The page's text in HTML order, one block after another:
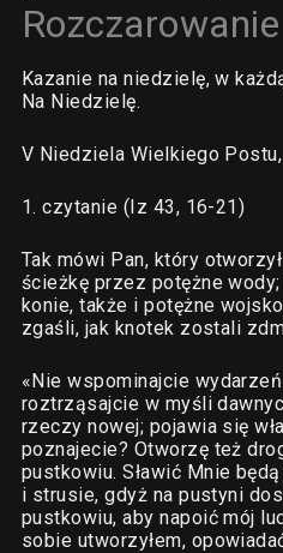
Kazanie na niedzielę, w
Na Niedzielę.
V Niedziela Wielkiego Postu,
1. czytanie (Iz 43, 16-21)
Tak mówi Pan, który
ścieżkę przez potężne
konie, także i potężne
zgaśli, jak knotek zostali
«Nie wspominajcie
roztrząsajcie w myśli
rzeczy nowej; pojawia się
poznajecie? Otworzę też
pustkowiu. Sławić Mnie
i strusie, gdyż na pustyni
pustkowiu, aby napoić mój
sobie utworzyłem,